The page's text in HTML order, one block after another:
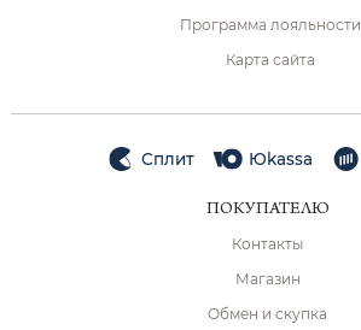
Программа лояльности
Карта сайта
Сплит Юkassa
ПОКУПАТЕЛЮ
Контакты
Магазин
Обмен и скупка